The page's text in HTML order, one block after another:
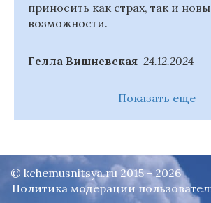
приносить как страх, так и
возможности.
Гелла Вишневская 24.12.2024
Показать еще
© kchemusnitsya.ru 2015 - 2026
Политика модерации